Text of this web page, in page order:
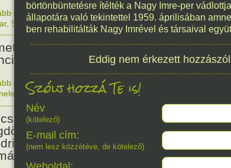
olvasom
Nincs hozzászólás, szólj hozzá!
, Született,Zene
megtámadta
olvasom | Nincs hozzászólás, szólj hozzá!
román katonai erőkkel
a Peidl-kormányt, és
István alakított új
börtönbüntetésre ítélték a Nagy Imre-per
állapotára való tekintettel 1959. áprilisában
ben rehabilitálták Nagy Imrével és társaival
Eddig nem érkezett
Szólj hozzá Te is!
Név
(kötelező)
E-mail cím:
(nem lesz közzétéve, de kötelező)